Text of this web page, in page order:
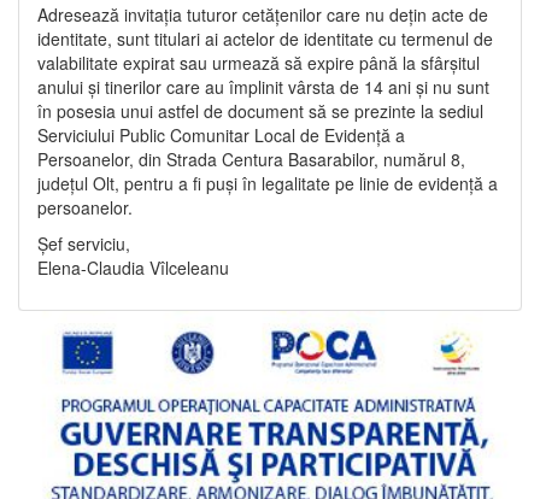
Adresează invitația tuturor cetățenilor care nu dețin acte de
identitate, sunt titulari ai actelor de identitate cu termenul de
valabilitate expirat sau urmează să expire până la sfârșitul
anului și tinerilor care au împlinit vârsta de 14 ani și nu sunt
în posesia unui astfel de document să se prezinte la sediul
Serviciului Public Comunitar Local de Evidență a
Persoanelor, din Strada Centura Basarabilor, numărul 8,
județul Olt, pentru a fi puși în legalitate pe linie de evidență a
persoanelor.
Șef serviciu,
Elena-Claudia Vîlceleanu